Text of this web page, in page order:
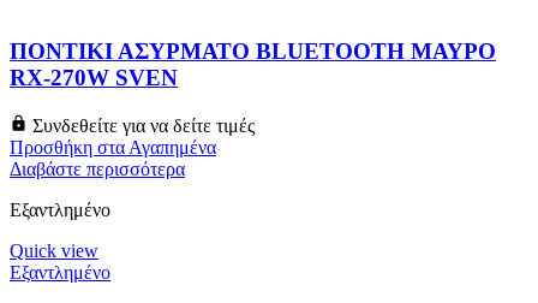
ΠΟΝΤΙΚΙ ΑΣΥΡΜΑΤΟ BLUETOOTH ΜΑΥΡΟ
RX-270W SVEN
Συνδεθείτε για να δείτε τιμές
Προσθήκη στα Αγαπημένα
Διαβάστε περισσότερα
Εξαντλημένο
Quick view
Εξαντλημένο